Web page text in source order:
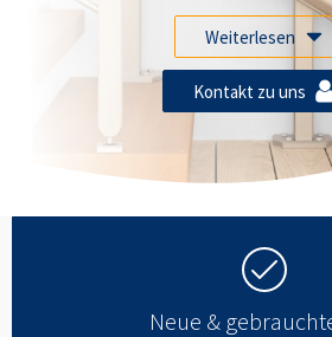
Weiterlesen
Kontakt zu uns
Neue &